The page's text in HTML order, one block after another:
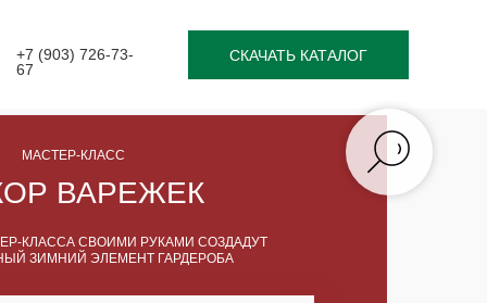
+7 (903) 726-73-
67
СКАЧАТЬ КАТАЛОГ
ВАРЕЖЕК
МАСТЕР-КЛАСС
КЛАССА СВОИМИ РУКАМИ СОЗДАДУТ
ЗИМНИЙ ЭЛЕМЕНТ ГАРДЕРОБА